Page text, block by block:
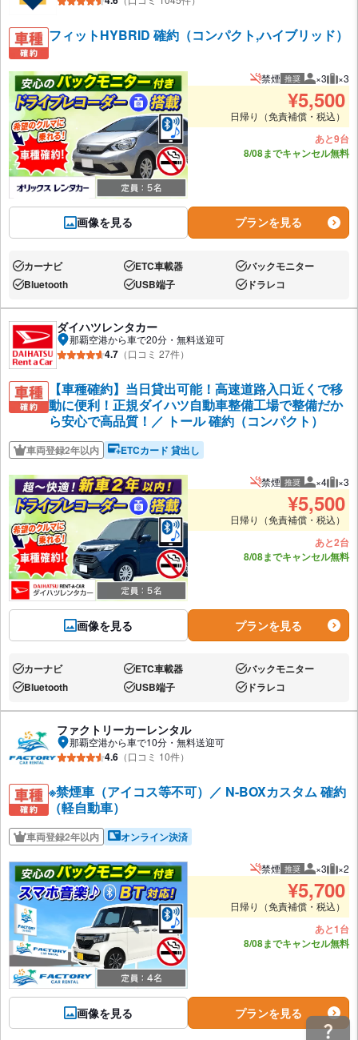
フィットHYBRID 確約（コンパクト,ハイブリッド）
画像を見る
禁煙 推奨 推奨人数
×3 推
×3
¥5,500
日帰り（免責補償・税込）
あと9台
8/08までキャンセル無料
プランを見る
あり:カーナビ あり:ETC車載器 あり:バックモニター
あり:Bluetooth あり:USB端子 あり:ドラレコ
ダイハツレンタカー
那覇空港から車で20分・無料送迎可
4.7 （口コミ 27件）
【車種確約】当日貸出可能！高速道路入口近くで移
動に便利！正規ダイハツ自動車整備工場で整備だか
ら安心で高品質！／ トール 確約（コンパクト）
車両登録2年以内 ETCカード 貸出し
画像を見る
禁煙 推奨 推奨人数
×4 推
×3
¥5,500
日帰り（免責補償・税込）
あと2台
8/08までキャンセル無料
プランを見る
あり:カーナビ あり:ETC車載器 あり:バックモニター
あり:Bluetooth あり:USB端子 あり:ドラレコ
ファクトリーカーレンタル
那覇空港から車で10分・無料送迎可
4.6 （口コミ 10件）
※禁煙車（アイコス等不可）／ N-BOXカスタム 確約
（軽自動車）
車両登録2年以内 オンライン決済
画像を見る
禁煙 推奨 推奨人数
×3 推
×2
¥5,700
日帰り（免責補償・税込）
あと1台
8/08までキャンセル無料
プランを見る